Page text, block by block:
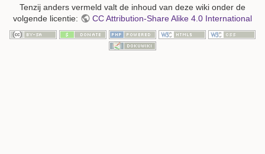
Tenzij anders vermeld valt de inhoud van deze wiki onder de
volgende licentie:
CC Attribution-Share Alike 4.0 International